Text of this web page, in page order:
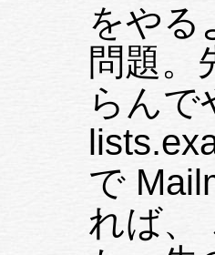
をやる
問題。
らんで
で
れば、